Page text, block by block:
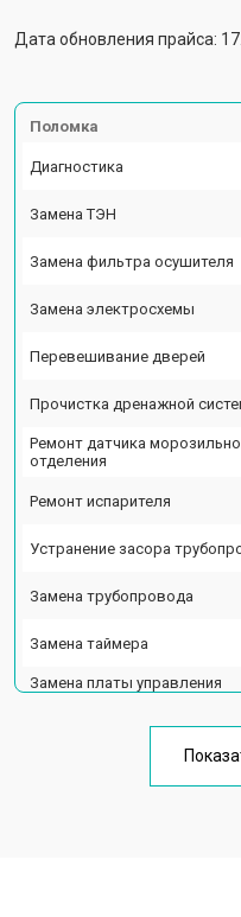
Дата обновления прайса:
Поломка
Диагностика
Замена ТЭН
Замена фильтра осушителя
Замена электросхемы
Перевешивание дверей
Прочистка дренажной
Ремонт датчика
отделения
Ремонт испарителя
Устранение засора
Замена трубопровода
Замена таймера
Замена платы управления
Ремонт/замена датчика
Замена термостата